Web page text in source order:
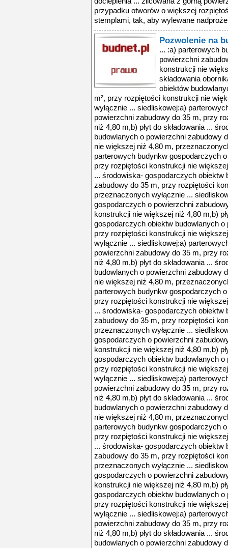
przypadku otworów o większej
stemplami, tak, aby wylewane
Pozwolenie na
... :a) parterowych
powierzchni
konstrukcji nie
składowania
obiektów
m², przy rozpiętości konstrukcji nie
wyłącznie ... siedliskowej:a)
powierzchni zabudowy do 35 m, przy
niż 4,80 m,b) płyt do składowania ...
budowlanych o powierzchni zabudowy
nie większej niż 4,80 m,
parterowych budynkw gospodarczych
przy rozpiętości konstrukcji nie
... środowiska- gospodarczych obiektw
zabudowy do 35 m, przy rozpiętości
przeznaczonych wyłącznie ...
gospodarczych o powierzchni
konstrukcji nie większej niż 4,80 m,b)
gospodarczych obiektw budowlanych
przy rozpiętości konstrukcji nie
wyłącznie ... siedliskowej:a)
powierzchni zabudowy do 35 m, przy
niż 4,80 m,b) płyt do składowania ...
budowlanych o powierzchni zabudowy
nie większej niż 4,80 m,
parterowych budynkw gospodarczych
przy rozpiętości konstrukcji nie
... środowiska- gospodarczych obiektw
zabudowy do 35 m, przy rozpiętości
przeznaczonych wyłącznie ...
gospodarczych o powierzchni
konstrukcji nie większej niż 4,80 m,b)
gospodarczych obiektw budowlanych
przy rozpiętości konstrukcji nie
wyłącznie ... siedliskowej:a)
powierzchni zabudowy do 35 m, przy
niż 4,80 m,b) płyt do składowania ...
budowlanych o powierzchni zabudowy
nie większej niż 4,80 m,
parterowych budynkw gospodarczych
przy rozpiętości konstrukcji nie
... środowiska- gospodarczych obiektw
zabudowy do 35 m, przy rozpiętości
przeznaczonych wyłącznie ...
gospodarczych o powierzchni
konstrukcji nie większej niż 4,80 m,b)
gospodarczych obiektw budowlanych
przy rozpiętości konstrukcji nie
wyłącznie ... siedliskowej:a)
powierzchni zabudowy do 35 m, przy
niż 4,80 m,b) płyt do składowania ...
budowlanych o powierzchni zabudowy